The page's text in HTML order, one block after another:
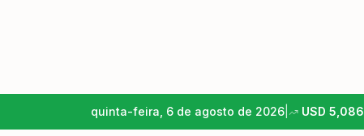
quinta-feira, 6 de agosto de 2026 USD 5,086